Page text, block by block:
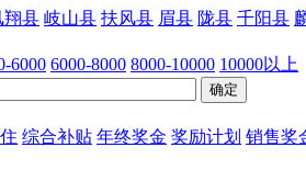
翔县 岐山县 扶风县 眉县 陇县 千阳县
6000 6000-8000 8000-10000 10000以上
综合补贴 年终奖金 奖励计划 销售奖